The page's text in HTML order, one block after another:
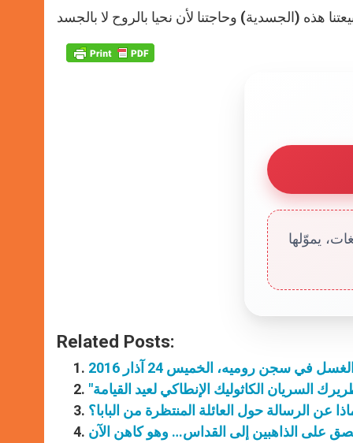
يموّلها
Related Posts:
في سجن روميه، الخميس 24 آذار 2016
السريان الكاثوليك الإنطاكي لعيد القيامة
عن الرسالة حول العائلة المنتظرة من البابا؟
على الذاهبين إلى القداس… وهو كاهن الآن